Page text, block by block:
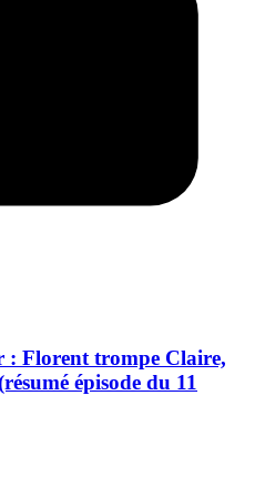
: Florent trompe Claire,
épisode du 11